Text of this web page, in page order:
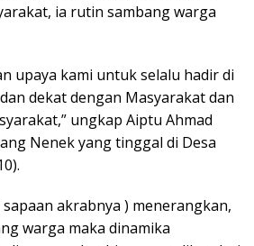
ia rutin sambang warga
upaya kami untuk selalu hadir di
dekat dengan Masyarakat dan
ungkap Aiptu Ahmad
Nenek yang tinggal di Desa
akrabnya ) menerangkan,
warga maka dinamika